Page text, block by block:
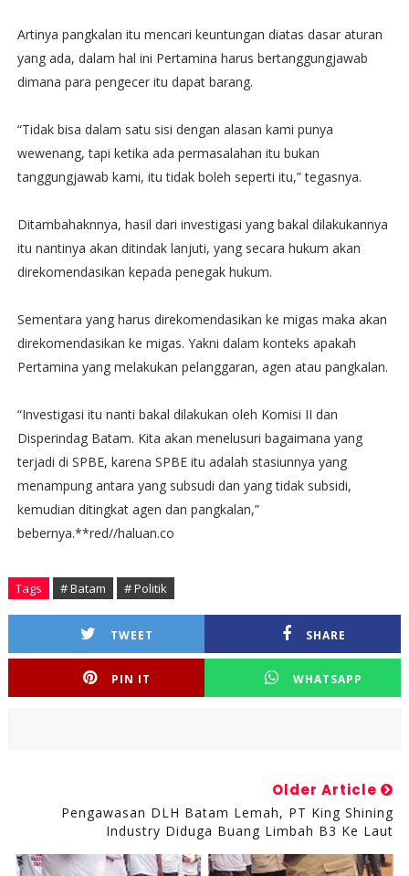
Artinya pangkalan itu mencari keuntungan diatas dasar aturan
yang ada, dalam hal ini Pertamina harus bertanggungjawab
dimana para pengecer itu dapat barang.
“Tidak bisa dalam satu sisi dengan alasan kami punya
wewenang, tapi ketika ada permasalahan itu bukan
tanggungjawab kami, itu tidak boleh seperti itu,” tegasnya.
Ditambahaknnya, hasil dari investigasi yang bakal dilakukannya
itu nantinya akan ditindak lanjuti, yang secara hukum akan
direkomendasikan kepada penegak hukum.
Sementara yang harus direkomendasikan ke migas maka akan
direkomendasikan ke migas. Yakni dalam konteks apakah
Pertamina yang melakukan pelanggaran, agen atau pangkalan.
“Investigasi itu nanti bakal dilakukan oleh Komisi II dan
Disperindag Batam. Kita akan menelusuri bagaimana yang
terjadi di SPBE, karena SPBE itu adalah stasiunnya yang
menampung antara yang subsudi dan yang tidak subsidi,
kemudian ditingkat agen dan pangkalan,”
bebernya.**red//haluan.co
Tags # Batam # Politik
TWEET SHARE
PIN IT WHATSAPP
Older Article
Pengawasan DLH Batam Lemah, PT King Shining
Industry Diduga Buang Limbah B3 Ke Laut